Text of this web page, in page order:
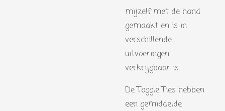
mijzelf met de hand
gemaakt en is in
verschillende
uitvoeringen
verkrijgbaar is.
De Toggle Ties hebben
een gemiddelde